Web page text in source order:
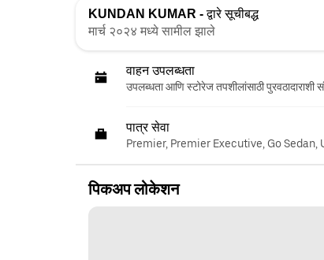
KUNDAN KUMAR -द्वारे सूचीबद्ध
मार्च २०२४ मध्ये सामील झाले
वाहन उपलब्धता
उपलब्धता आणि स्टोरेज तपशीलांसाठी पुरवठादाराशी
पात्र सेवा
Premier, Premier Executive, Go Sedan,
पिकअप लोकेशन